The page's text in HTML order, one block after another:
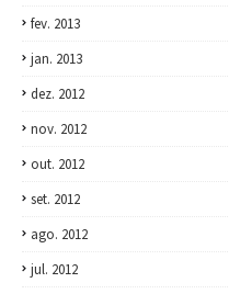
fev. 2013
jan. 2013
dez. 2012
nov. 2012
out. 2012
set. 2012
ago. 2012
jul. 2012